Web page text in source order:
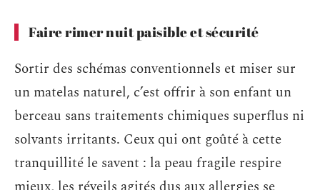
Faire rimer nuit paisible et sécurité
Sortir des schémas conventionnels et miser sur
un matelas naturel, c’est offrir à son enfant un
berceau sans traitements chimiques superflus ni
solvants irritants. Ceux qui ont goûté à cette
tranquillité le savent : la peau fragile respire